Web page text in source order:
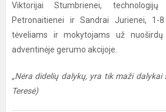
Viktorijai Stumbrienei, technologijų
Petronaitienei ir Sandrai Jurienei, 1-
tėveliams ir mokytojams už
adventinėje gerumo akcijoje.
„Nėra didelių dalykų, yra tik maži dalykai
Teresė)